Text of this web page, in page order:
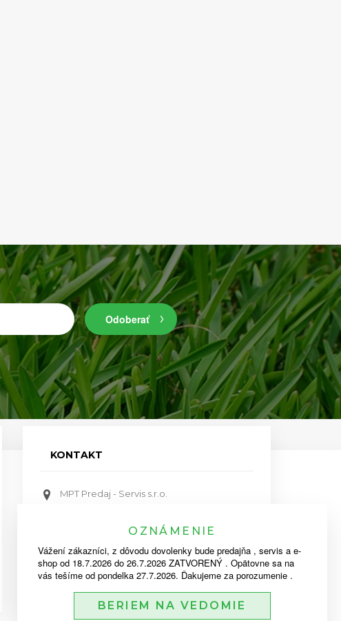
Odoberať
KONTAKT
MPT Predaj - Servis s.r.o.
mpt@mpt.sk
dakr@mpt.sk
OZNÁMENIE
Vážení zákazníci, z dôvodu dovolenky bude predajňa , servis a e-
shop od 18.7.2026 do 26.7.2026 ZATVORENÝ . Opätovne sa na
vás tešíme od pondelka 27.7.2026. Ďakujeme za porozumenie .
BERIEM NA VEDOMIE